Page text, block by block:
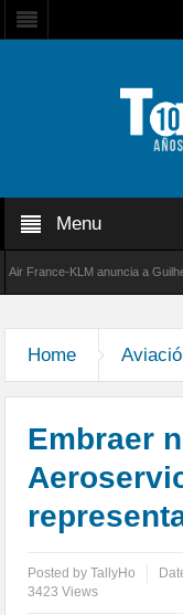
Menu
KLM anuncia a Guilhem
Home
Embraer
Posted byTallyHo
3423 Views